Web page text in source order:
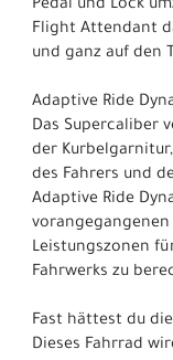
Pedal und Lock
Flight Attendant
und ganz auf den
Adaptive Ride
Das Supercaliber
der
des Fahrers und
Adaptive Ride
Leistungszonen
Fahrwerks zu
Fast hättest du
Dieses Fahrrad